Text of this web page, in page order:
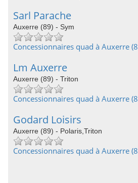
Sarl Parache
Auxerre (89) - Sym
Concessionnaires quad à Auxerre
Lm Auxerre
Auxerre (89) - Triton
Concessionnaires quad à Auxerre
Godard Loisirs
Auxerre (89) - Polaris,Triton
Concessionnaires quad à Auxerre